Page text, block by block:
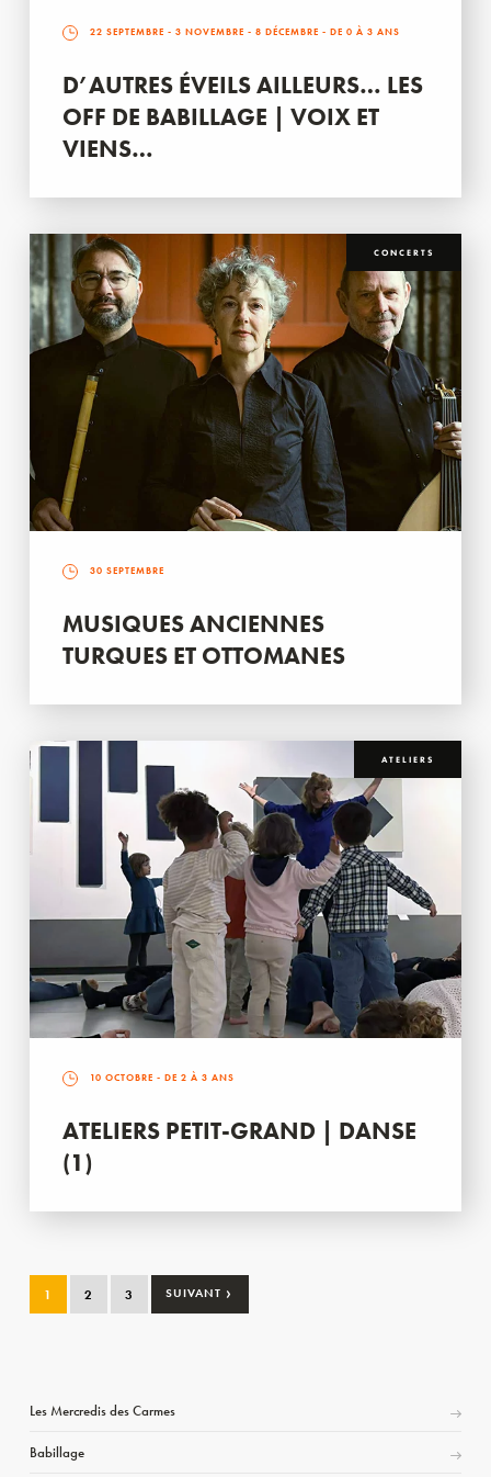
22 SEPTEMBRE - 3 NOVEMBRE - 8 DÉCEMBRE - DE 0 À 3 ANS
D’AUTRES ÉVEILS AILLEURS… LES
OFF DE BABILLAGE | VOIX ET
VIENS…
CONCERTS
30 SEPTEMBRE
MUSIQUES ANCIENNES
TURQUES ET OTTOMANES
ATELIERS
10 OCTOBRE - DE 2 À 3 ANS
ATELIERS PETIT-GRAND | DANSE
(1)
1 2 3 SUIVANT ›
Les Mercredis des Carmes
Babillage